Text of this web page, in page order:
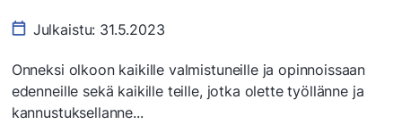
Julkaistu: 31.5.2023
Onneksi olkoon kaikille valmistuneille ja opinnoissaan
edenneille sekä kaikille teille, jotka olette työllänne ja
kannustuksellanne...